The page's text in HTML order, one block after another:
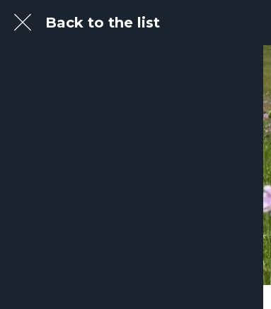
Back to the list